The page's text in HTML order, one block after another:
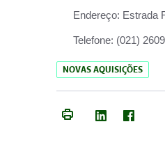
Endereço: Estrada
Telefone: (021)
NOVAS AQUISIÇÕES